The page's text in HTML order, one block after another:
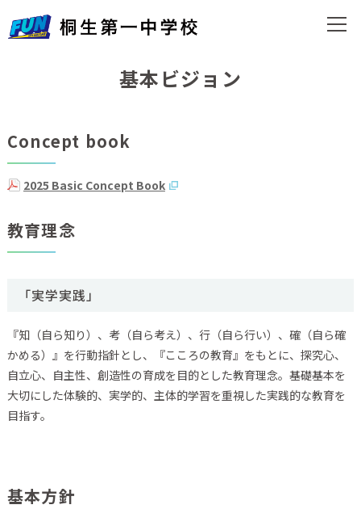
基本ビジョン
Concept book
2025 Basic Concept Book
教育理念
「実学実践」
『知（自ら知り）、考（自ら考え）、行（自ら行い）、確（自ら確
かめる）』を行動指針とし、『こころの教育』をもとに、探究心、
自立心、自主性、創造性の育成を目的とした教育理念。基礎基本を
大切にした体験的、実学的、主体的学習を重視した実践的な教育を
目指す。
基本方針